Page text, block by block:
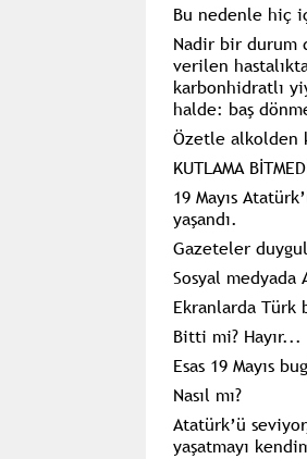
Bu nedenle hiç
Nadir bir durum
verilen
karbonhidratlı
halde: baş
Özetle alkolden
KUTLAMA
19 Mayıs
yaşandı.
Gazeteler
Sosyal medyada
Ekranlarda Türk
Bitti mi? Hayır...
Esas 19 Mayıs
Nasıl mı?
Atatürk’ü
yaşatmayı